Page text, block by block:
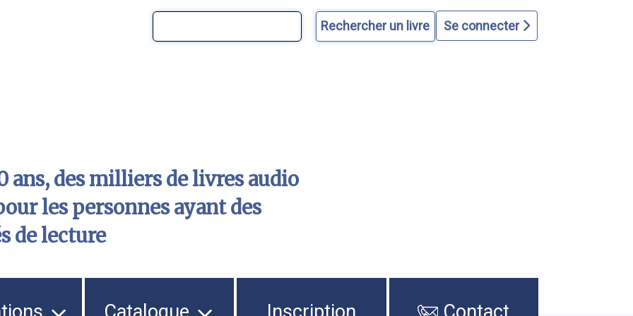
Se connecter
ans, des milliers de livres audio
les personnes ayant des
de lecture